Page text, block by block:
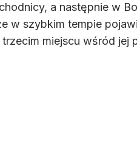
a następnie w
szybkim tempie
miejscu wśród jej